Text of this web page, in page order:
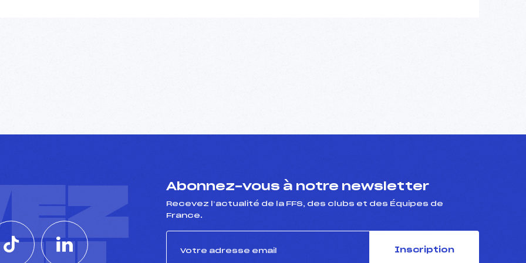
Abonnez-vous à notre newsletter
Recevez l’actualité de la FFS, des clubs et des Équipes de
France.
Inscription